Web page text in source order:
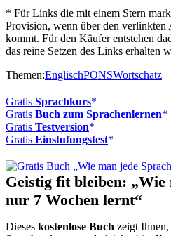
John
Peter
Sloan
* Für Links die mit einem Stern
Provision, wenn über den verlinkten
kommt. Für den Käufer entstehen
das reine Setzen des Links erhalten
Themen:EnglischPONSWortschatz
Gratis Sprachkurs
Gratis Buch zum Sprachenlernen
Gratis Testversion
Gratis Einstufungstest
Geistig fit bleiben: „Wie
nur 7 Wochen lernt“
Dieses kostenlose Buch zeigt